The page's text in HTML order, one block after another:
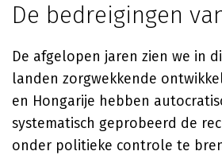
De bedreigingen
De afgelopen jaren zien we in
landen zorgwekkende
en Hongarije hebben
systematisch geprobeerd de
onder politieke controle te